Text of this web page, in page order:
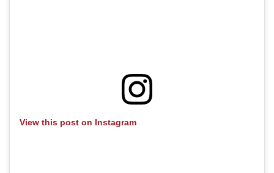
View this post on Instagram